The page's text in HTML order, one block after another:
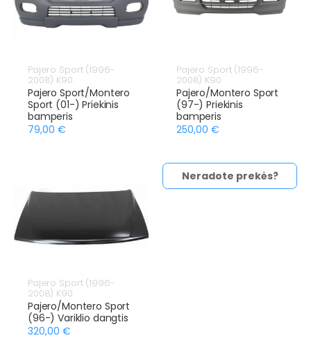
Pajero Sport (1996-
2008) K90
Pajero Sport/Montero
Sport (01-) Priekinis
bamperis
79,00 €
Pajero Sport (1996-
2008) K90
Pajero/Montero Sport
(97-) Priekinis
bamperis
250,00 €
Pajero Sport (1996-
2008) K90
Pajero/Montero Sport
(96-) Variklio dangtis
320,00 €
Neradote prekės?